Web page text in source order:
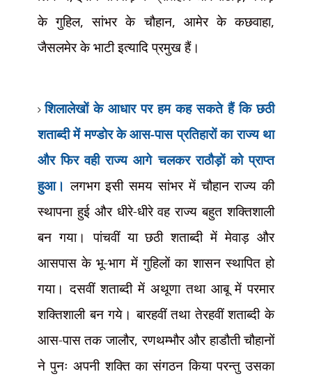
के गुहिल,सांभर के चौहान, आमेर के कछवाहा,
जैसलमेर के भाटी इत्यादि प्रमुख हैं।
शिलालेखों के आधार पर हम कह सकते हैं कि छठी
शताब्दी में मण्डोर के आस-पास प्रतिहारों का राज्य था
और फिर वही राज्य आगे चलकर राठौड़ों को प्राप्त
हुआ।लगभग इसी समय सांभर में चौहान राज्य की
स्थापना हुई और धीरे-धीरे वह राज्य बहुत शक्तिशाली
बन गया। पांचवीं या छठी शताब्दी में मेवाड़ और
आसपास के भू-भाग में गुहिलों का शासन स्थापित हो
गया। दसवीं शताब्दी में अथूणा तथा आबू में परमार
शक्तिशाली बन गये। बारहवीं तथा तेरहवीं शताब्दी के
आस-पास तक जालौर,रणथम्भौर और हाडौती चौहानों
ने पुनः अपनी शक्ति का संगठन किया परन्तु उसका